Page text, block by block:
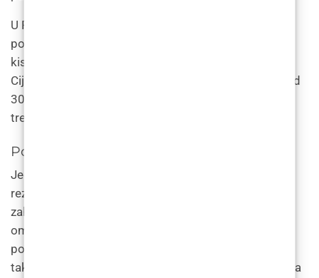
U Poliklinici LF liječnici koriste niz različitih filera za
postizanje željene konture, uključujući hijaluronsku
kiselinu, kalcijev hidroksilapatit i polilaktičnu kiselinu.
Cijene konturiranja lica dermalnim filerima kreću se od
300 do 700 € po špricu, ovisno o području koje se
tretira.
Postupni rezultati s dermalnim punilima
Jedna od ključnih prednosti dermalnih filera je da su
rezultati postupni i suptilni. Za razliku od kirurških
zahvata, gdje su rezultati trenutni i dramatični, filera
omogućuju pacijentima postizanje željenog ishoda
postupno tijekom vremena. Ovaj postupni pristup
također olakšava prilagođavanje plana liječenja prema